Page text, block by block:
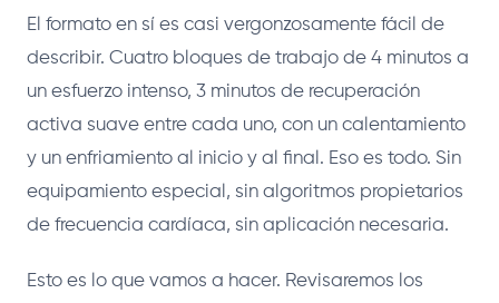
El formato en sí es casi vergonzosamente fácil de
describir. Cuatro bloques de trabajo de 4 minutos a
un esfuerzo intenso, 3 minutos de recuperación
activa suave entre cada uno, con un calentamiento
y un enfriamiento al inicio y al final. Eso es todo. Sin
equipamiento especial, sin algoritmos propietarios
de frecuencia cardíaca, sin aplicación necesaria.
Esto es lo que vamos a hacer. Revisaremos los